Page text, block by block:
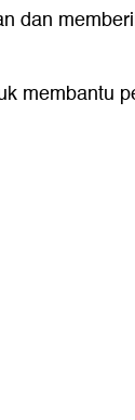
dan
membantu